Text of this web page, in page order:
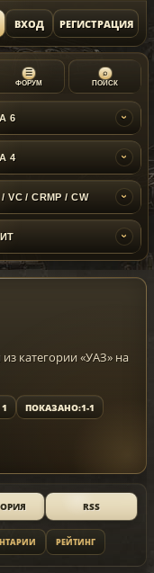
ВХОД РЕГИСТРАЦИЯ
☰
ФОРУМ
⌕
ПОИСК
6 ›
4 ›
VC / CRMP / CW ›
›
категории «УАЗ» на
ПОКАЗАНО:1-1
RSS
РЕЙТИНГ